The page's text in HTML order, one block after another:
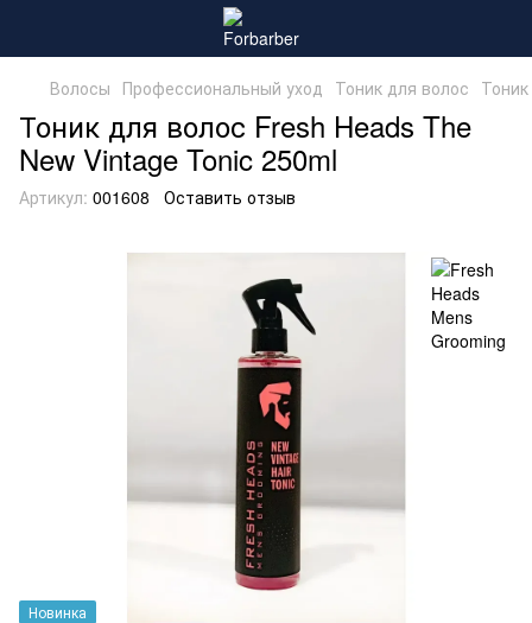
Волосы Профессиональный уход Тоник для волос
Тоник для волос Fresh Heads The
New Vintage Tonic 250ml
Артикул: 001608 Оставить отзыв
Новинка